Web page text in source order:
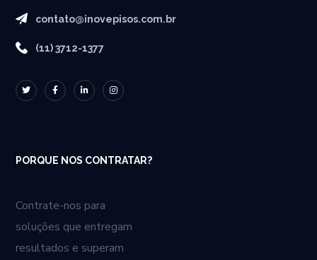
contato@inovepisos.com.br
(11) 3712-1377
PORQUE NOS CONTRATAR?
Contrate-nos para
soluções que entregam
resultados e superam